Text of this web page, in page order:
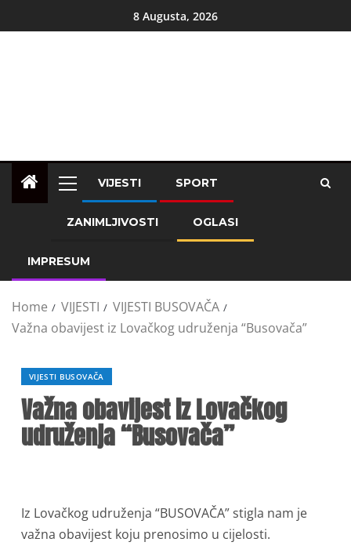
8 Augusta, 2026
VIJESTI SPORT
ZANIMLJIVOSTI OGLASI
IMPRESUM
Home VIJESTI
VIJESTI BUSOVAČA
Važna obavijest iz Lovačkog udruženja “Busovača”
VIJESTI BUSOVAČA
Važna obavijest iz Lovačkog
udruženja “Busovača”
Iz Lovačkog udruženja “BUSOVAČA” stigla nam je
važna obavijest koju prenosimo u cijelosti.